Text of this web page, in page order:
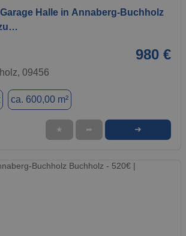
Halle in Annaberg-Buchholz
980 €
09456
ca. 600,00 m²
★ ➦ ➜